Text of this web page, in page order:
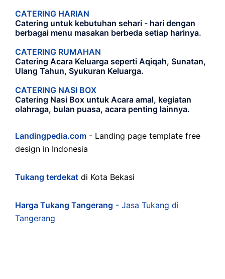
CATERING HARIAN
Catering untuk kebutuhan sehari - hari dengan
berbagai menu masakan berbeda setiap harinya.
CATERING RUMAHAN
Catering Acara Keluarga seperti Aqiqah, Sunatan,
Ulang Tahun, Syukuran Keluarga.
CATERING NASI BOX
Catering Nasi Box untuk Acara amal, kegiatan
olahraga, bulan puasa, acara penting lainnya.
Landingpedia.com - Landing page template free
design in Indonesia
Tukang terdekat di Kota Bekasi
Harga Tukang Tangerang - Jasa Tukang di
Tangerang